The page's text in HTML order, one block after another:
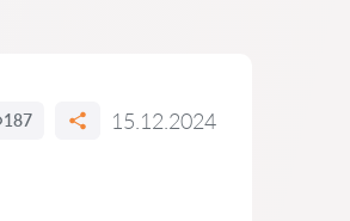
187 15.12.2024